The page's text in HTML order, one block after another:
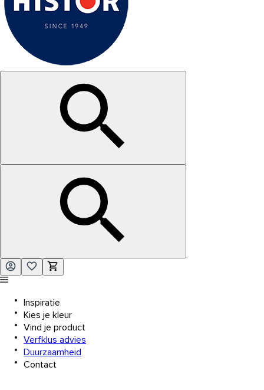
Inspiratie
Kies je kleur
Vind je product
Verfklus advies
Duurzaamheid
Contact